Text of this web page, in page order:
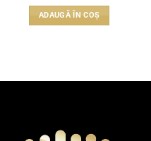
ADAUGĂ ÎN COȘ